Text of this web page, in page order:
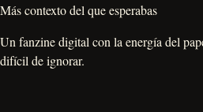
Más contexto del que esperabas
Un fanzine digital con la energía del
difícil de ignorar.